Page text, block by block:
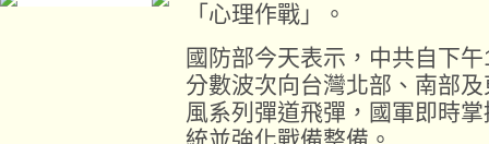
「心理作戰」。
國防部今天表示，中共自下
分數波次向台灣北部、南部
風系列彈道飛彈，國軍即時